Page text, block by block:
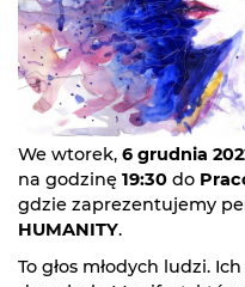
We wtorek, 6 grudnia
na godzinę 19:30 do
gdzie zaprezentujemy
HUMANITY.
To głos młodych ludzi.